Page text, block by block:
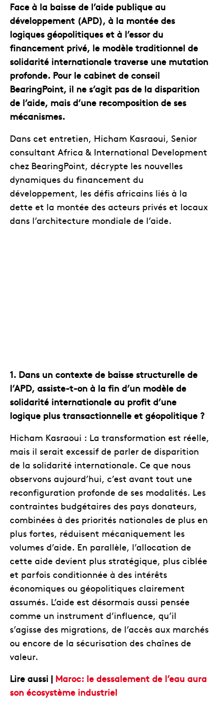
Face à la baisse de l’aide publique au
développement (APD), à la montée des
logiques géopolitiques et à l’essor du
financement privé, le modèle traditionnel de
solidarité internationale traverse une mutation
profonde. Pour le cabinet de conseil
BearingPoint, il ne s’agit pas de la disparition
de l’aide, mais d’une recomposition de ses
mécanismes.
Dans cet entretien, Hicham Kasraoui, Senior
consultant Africa & International Development
chez BearingPoint, décrypte les nouvelles
dynamiques du financement du
développement, les défis africains liés à la
dette et la montée des acteurs privés et locaux
dans l’architecture mondiale de l’aide.
1. Dans un contexte de baisse structurelle de
l’APD, assiste-t-on à la fin d’un modèle de
solidarité internationale au profit d’une
logique plus transactionnelle et géopolitique ?
Hicham Kasraoui : La transformation est réelle,
mais il serait excessif de parler de disparition
de la solidarité internationale. Ce que nous
observons aujourd’hui, c’est avant tout une
reconfiguration profonde de ses modalités. Les
contraintes budgétaires des pays donateurs,
combinées à des priorités nationales de plus en
plus fortes, réduisent mécaniquement les
volumes d’aide. En parallèle, l’allocation de
cette aide devient plus stratégique, plus ciblée
et parfois conditionnée à des intérêts
économiques ou géopolitiques clairement
assumés. L’aide est désormais aussi pensée
comme un instrument d’influence, qu’il
s’agisse des migrations, de l’accès aux marchés
ou encore de la sécurisation des chaînes de
valeur.
Lire aussi | Maroc: le dessalement de l’eau aura
son écosystème industriel